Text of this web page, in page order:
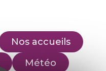
Nos accueils
Météo